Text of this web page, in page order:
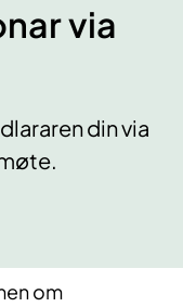
via
din via
om